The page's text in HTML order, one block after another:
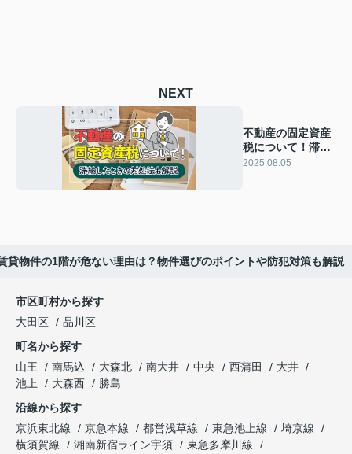
NEXT
不動産の固定資産
税について！滞納
したときの対処法
2025.08.05
貸物件の1階が危ない理由は？物件選びのポイントや防犯対策も解説
市区町村から探す
大田区
品川区
町名から探す
山王
南馬込 大森北 南大井 中央 西蒲田
大井
池上
大森西
勝島
沿線から探す
京浜東北線
京急本線 都営浅草線 東急池上線
埼京線
横須賀線
湘南新宿ライン宇須
東急多摩川線